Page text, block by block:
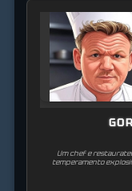
Um chef e
temperamento